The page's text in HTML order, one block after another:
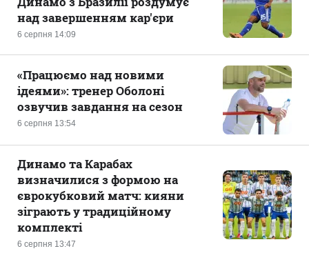
6 серпня 14:09
над завершенням кар'єри
6 серпня 13:54
«Працюємо над новими
ідеями»: тренер Оболоні
озвучив завдання на сезон
6 серпня 13:47
Динамо та Карабах
визначилися з формою на
єврокубковий матч: кияни
зіграють у традиційному
комплекті